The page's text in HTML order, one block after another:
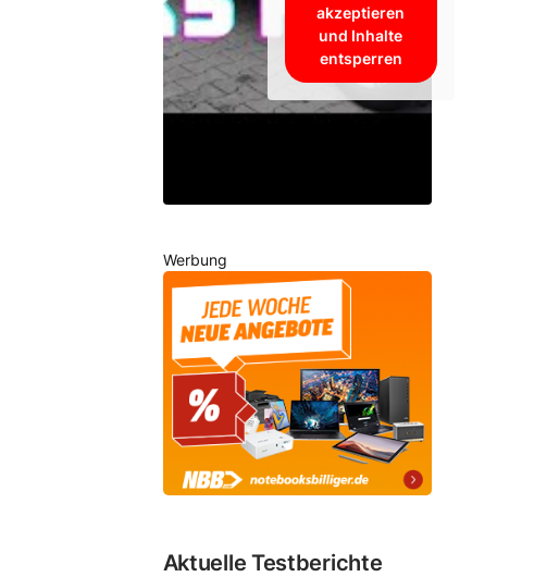
akzeptieren
und Inhalte
entsperren
Werbung
Aktuelle Testberichte